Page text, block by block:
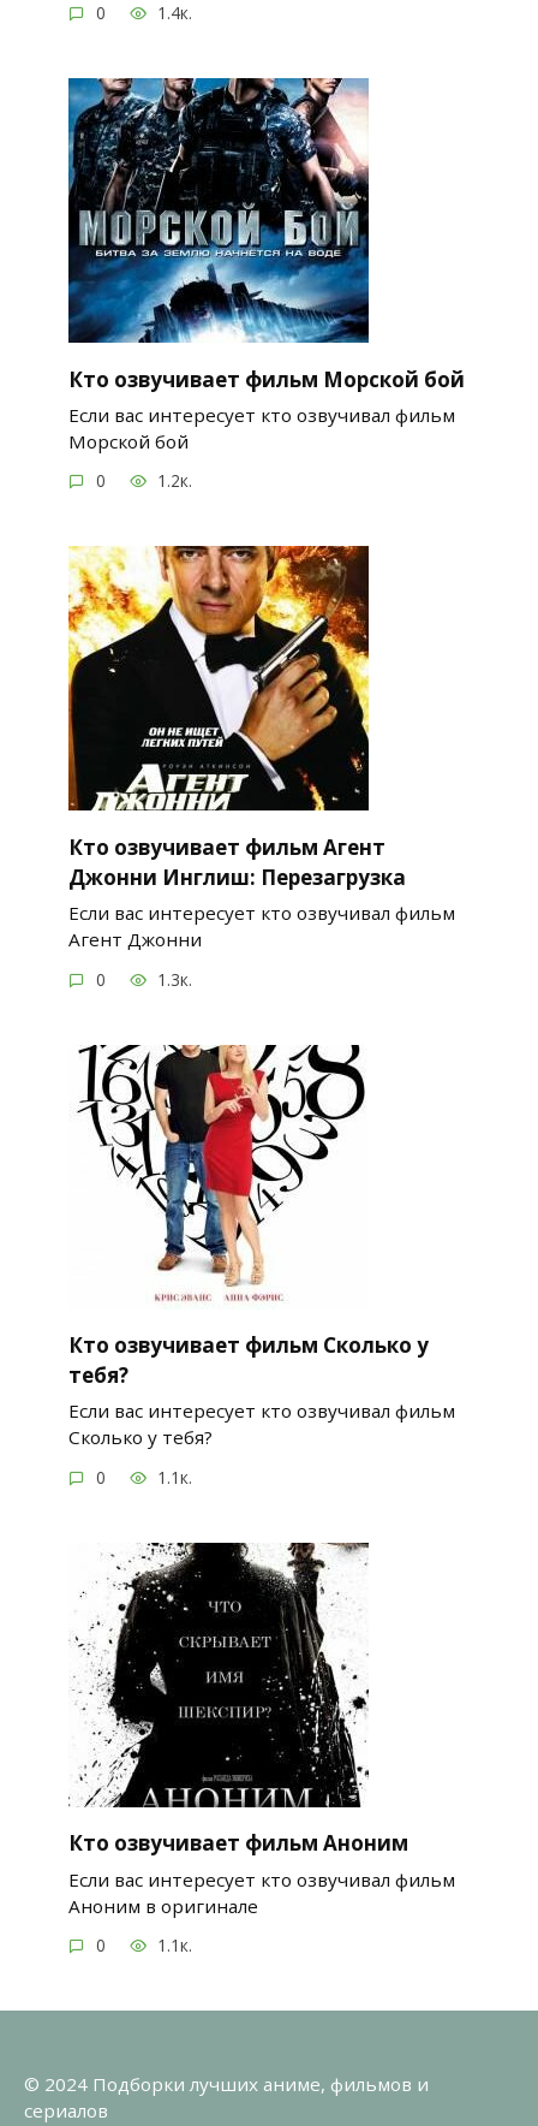
0 1.4к.
Кто озвучивает фильм Морской бой
Если вас интересует кто озвучивал фильм
Морской бой
0 1.2к.
Кто озвучивает фильм Агент
Джонни Инглиш: Перезагрузка
Если вас интересует кто озвучивал фильм
Агент Джонни
0 1.3к.
Кто озвучивает фильм Сколько у
тебя?
Если вас интересует кто озвучивал фильм
Сколько у тебя?
0 1.1к.
Кто озвучивает фильм Аноним
Если вас интересует кто озвучивал фильм
Аноним в оригинале
0 1.1к.
© 2024 Подборки лучших аниме, фильмов и
сериалов